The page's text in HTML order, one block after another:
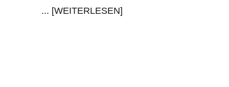
... [WEITERLESEN]